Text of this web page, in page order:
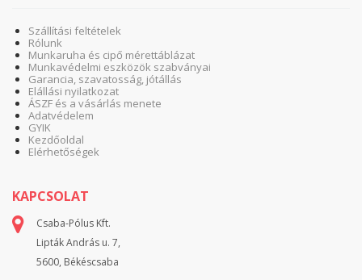
Szállítási feltételek
Rólunk
Munkaruha és cipő mérettáblázat
Munkavédelmi eszközök szabványai
Garancia, szavatosság, jótállás
Elállási nyilatkozat
ÁSZF és a vásárlás menete
Adatvédelem
GYIK
Kezdőoldal
Elérhetőségek
KAPCSOLAT
Csaba-Pólus Kft.
Lipták András u. 7,
5600, Békéscsaba